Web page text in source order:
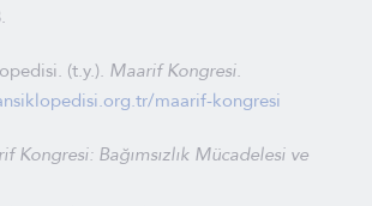
(t.y.). Maarif Kongresi.
maarif-kongresi
Kongresi: Bağımsızlık Mücadelesi ve